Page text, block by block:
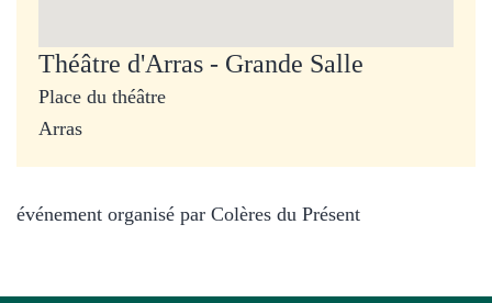
Théâtre d'Arras - Grande Salle
Place du théâtre
Arras
événement organisé par Colères du Présent